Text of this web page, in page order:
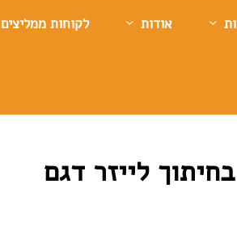
אודות לקוחות ממליצים
לייזר דגם